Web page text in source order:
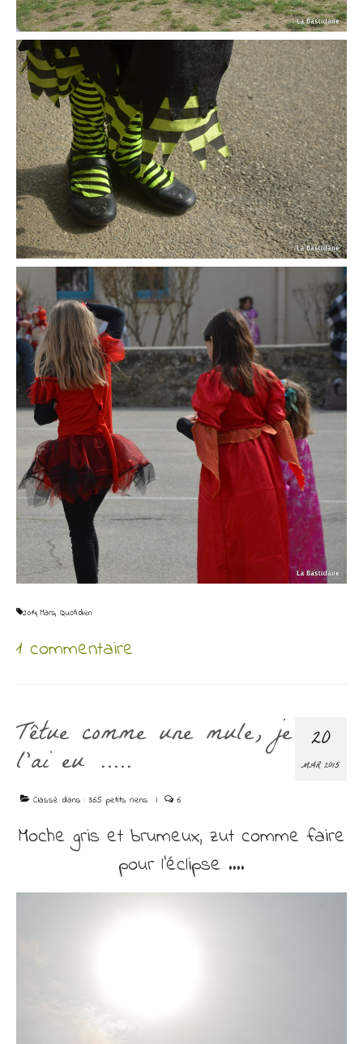
2014,Mars, Quotidien
1 commentaire
20
MAR 2015
Têtue comme une mule, je
l’ai eu …..
Classé dans : 365 petits riens | 6
Moche gris et brumeux, zut comme faire
pour l’éclipse ….